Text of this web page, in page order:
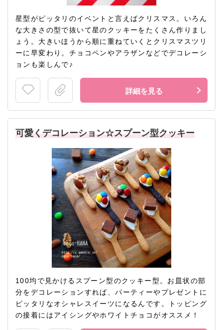
星型がピッタリのイベントと言えばクリスマス。いろん
な大きさの型で抜いて星のクッキーをたくさん作りまし
ょう。大きいほうから順に重ねていくとクリスマスツリ
ーに早変わり。チョコペンやアラザンなどでデコレーシ
ョンも楽しんで♪
詳細を見る
可愛くデコレーション☆スプーン型クッキー
100均で見かけるスプーン型のクッキー型。お皿状の部
分をデコレーションすれば、パーティーやプレゼントに
ピッタリなオシャレスイーツになるんです。トッピング
の接着にはアイシングやホワイトチョコがオススメ！